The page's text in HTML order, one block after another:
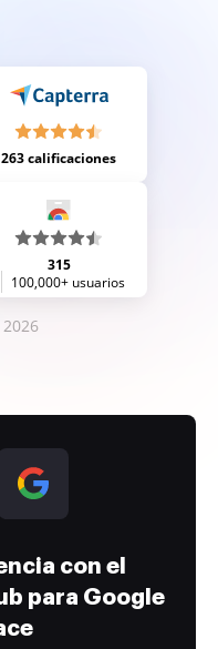
263 calificaciones
315
100,000+ usuarios
con el
para Google